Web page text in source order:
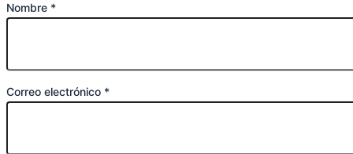
Nombre *
Correo electrónico *